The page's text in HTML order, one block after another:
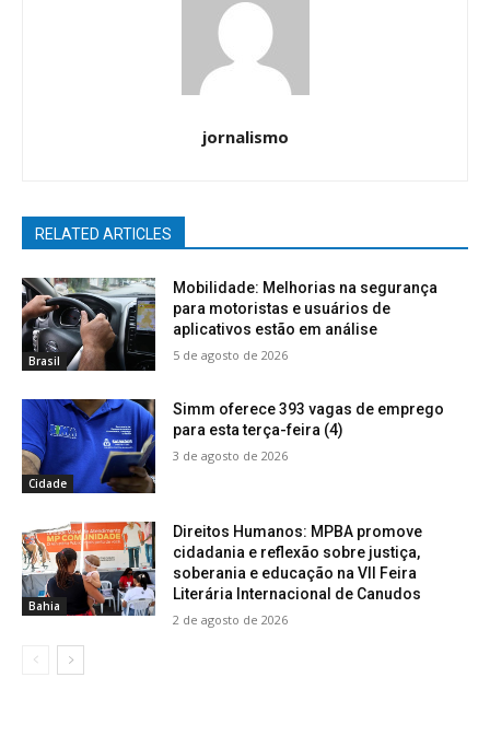
jornalismo
RELATED ARTICLES
Brasil
Mobilidade: Melhorias na segurança
para motoristas e usuários de
aplicativos estão em análise
5 de agosto de 2026
Cidade
Simm oferece 393 vagas de emprego
para esta terça-feira (4)
3 de agosto de 2026
Bahia
Direitos Humanos: MPBA promove
cidadania e reflexão sobre justiça,
soberania e educação na VII Feira
Literária Internacional de Canudos
2 de agosto de 2026